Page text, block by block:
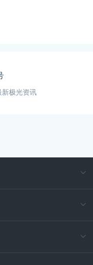
极光资讯
电
400-